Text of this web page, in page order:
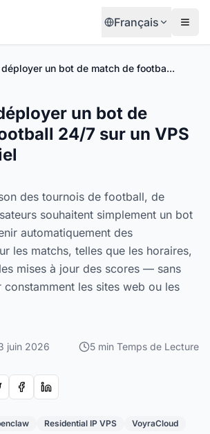
Français
Comment déployer un bot de match de football 24/7 sur un VPS IP résidentiel
un bot de
24/7 sur un VPS
des tournois de football, de
souhaitent simplement un bot
automatiquement des
les matchs, telles que les horaires,
mises à jour des scores — sans
les sites web ou les
juin 2026 5 min Temps de Lecture
Residential IP VPS VoyraCloud